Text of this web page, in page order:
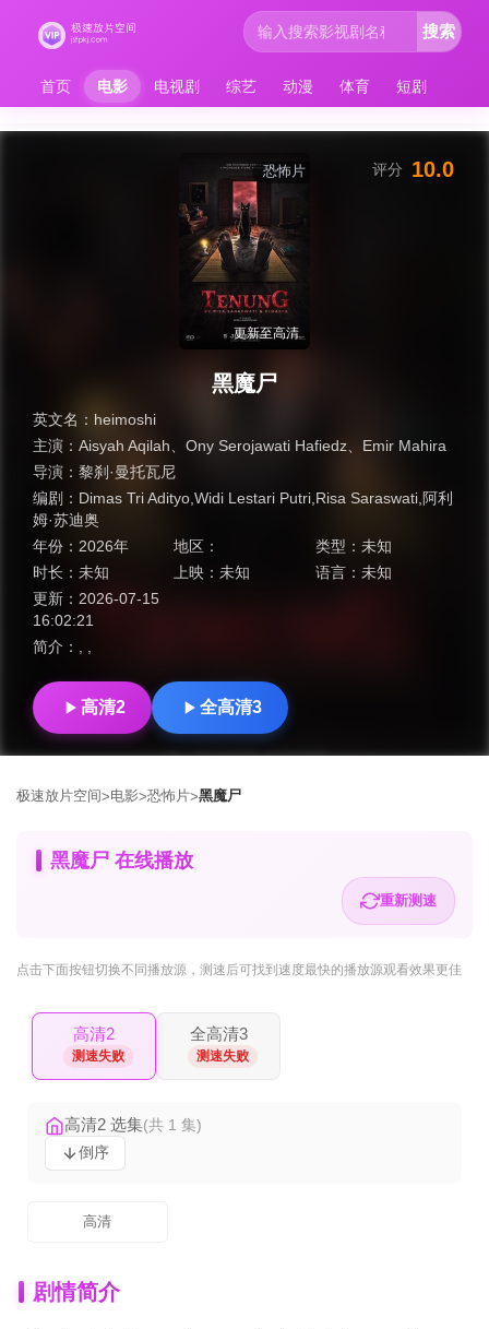
首页 电影 电视剧 综艺 动漫 体育 短剧
搜索
恐怖片
更新至高清
黑魔尸
英文名： heimoshi
主演： Aisyah Aqilah Ony Serojawati Hafiedz
Emir Mahira
导演： 黎刹·曼托瓦尼
编剧： Dimas Tri Adityo,Widi Lestari Putri,Risa Saraswati,阿利
姆·苏迪奥
年份： 2026年 地区： 类型： 未知
时长： 未知 上映：未知 语言： 未知
更新： 2026-07-15
16:02:21
简介：
评分 10.0
高清2 全高清3
极速放片空间>电影>恐怖片>黑魔尸
黑魔尸 在线播放
重新测速
点击下面按钮切换不同播放源 ，测速后可找到速度最快的播放源观看效果更佳
高清2
测速失败
全高清3
测速失败
高清2 选集(共 1 集)
倒序
高清
剧情简介